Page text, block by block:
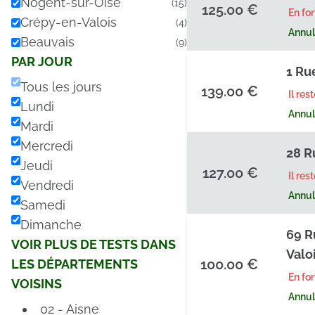
(15)
Crépy-en-Valois (4)
Beauvais (9)
PAR JOUR
Tous les jours
Lundi
Mardi
Mercredi
Jeudi
Vendredi
Samedi
Dimanche
VOIR PLUS DE TESTS DANS
LES DÉPARTEMENTS
VOISINS
02 - Aisne
125.00 €
En
139.00 €
1
Il
127.00 €
28
Il
100.00 €
69
En